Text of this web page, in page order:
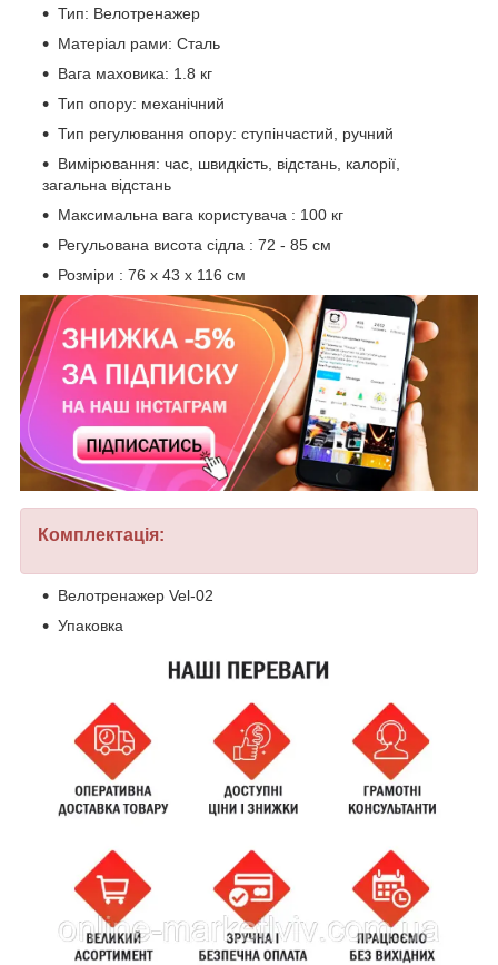
Тип: Велотренажер
Матеріал рами: Сталь
Вага маховика: 1.8 кг
Тип опору: механічний
Тип регулювання опору: ступінчастий, ручний
Вимірювання: час, швидкість, відстань, калорії,
загальна відстань
Максимальна вага користувача : 100 кг
Регульована висота сідла : 72 - 85 см
Розміри : 76 x 43 x 116 см
Комплектація:
Велотренажер Vel-02
Упаковка